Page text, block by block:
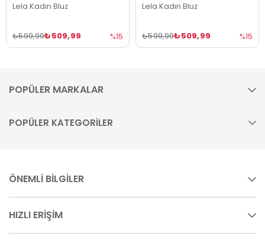
Lela Kadın Bluz
₺509,99
₺599,99 %15
Lela Kadın Bluz
₺509,99
₺599,99 %15
POPÜLER MARKALAR
POPÜLER KATEGORİLER
ÖNEMLİ BİLGİLER
HIZLI ERİŞİM